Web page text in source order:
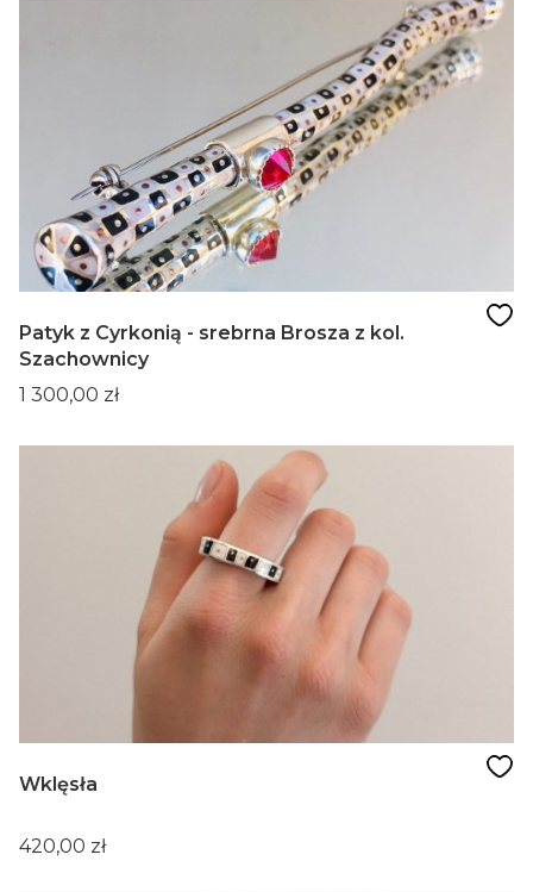
Patyk z Cyrkonią - srebrna Brosza z kol.
Szachownicy
Cena
1 300,00 zł
Wklęsła
Cena
420,00 zł